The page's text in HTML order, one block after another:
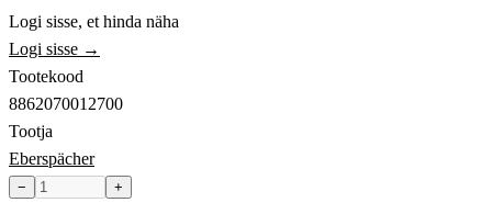
Logi sisse, et hinda näha
Logi sisse →
Tootekood
8862070012700
Tootja
Eberspächer
− +